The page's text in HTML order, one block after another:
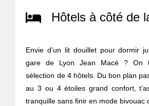
Hôtels à côté de
Envie d’un lit douillet pour dormir
gare de Lyon Jean Macé ? On
sélection de 4 hôtels. Du bon plan
au 3 ou 4 étoiles grand confort,
tranquille sans finir en mode bivouac